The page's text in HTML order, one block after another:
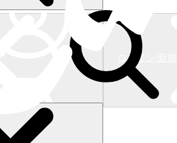
ログイン/新